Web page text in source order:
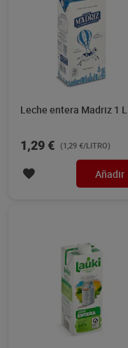
Leche entera Madriz 1 L
1,29 € (1,29 €/LITRO)
Añadir